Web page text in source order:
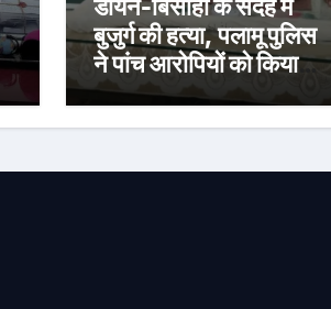
डायन-बिसाही के संदेह में
बुजुर्ग की हत्या, पलामू पुलिस
ने पांच आरोपियों को किया
गिरफ्तार